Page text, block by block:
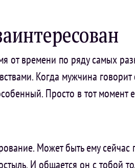
от времени по ряду самых
Когда мужчина говорит
Просто в тот момент
Может быть ему сейчас
И общается он с тобой